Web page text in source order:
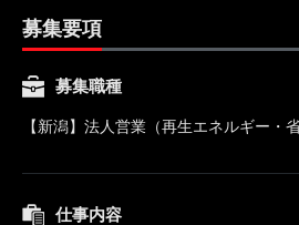
募集要項
募集職種
【新潟】法人営業（再生エネルギー
仕事内容